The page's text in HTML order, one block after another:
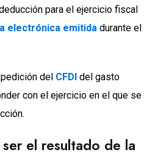
para el ejercicio fiscal
electrónica emitida durante el
del CFDI del gasto
con el ejercicio en el que se
el resultado de la